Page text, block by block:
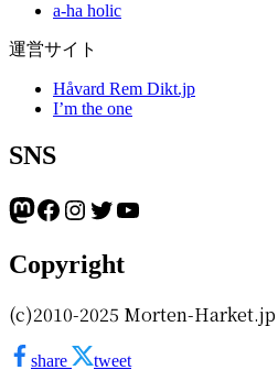
a-ha holic
運営サイト
Håvard Rem Dikt.jp
I’m the one
SNS
Mastodon
Facebook
Instagram
Twitter
YouTube
Copyright
(c)2010-2025 Morten-Harket.jp
share tweet